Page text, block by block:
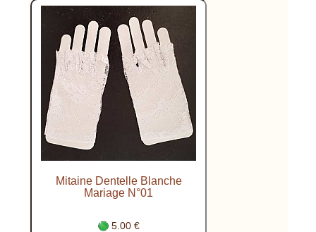
Mitaine Dentelle Blanche
Mariage N°01
5.00 €